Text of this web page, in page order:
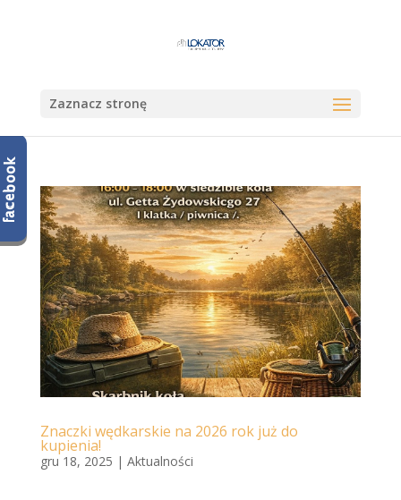
Zaznacz stronę
Znaczki wędkarskie na 2026 rok już do
kupienia!
gru 18, 2025 | Aktualności